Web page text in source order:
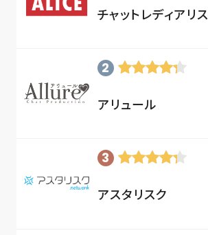
チャットレディアリス
アリュール
アスタリスク